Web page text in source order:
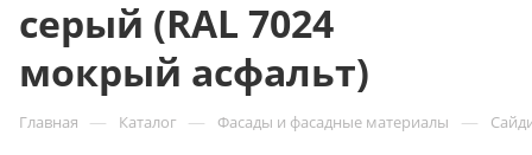
серый (RAL 7024
мокрый асфальт)
Главная — Каталог — Фасады и фасадные материалы —